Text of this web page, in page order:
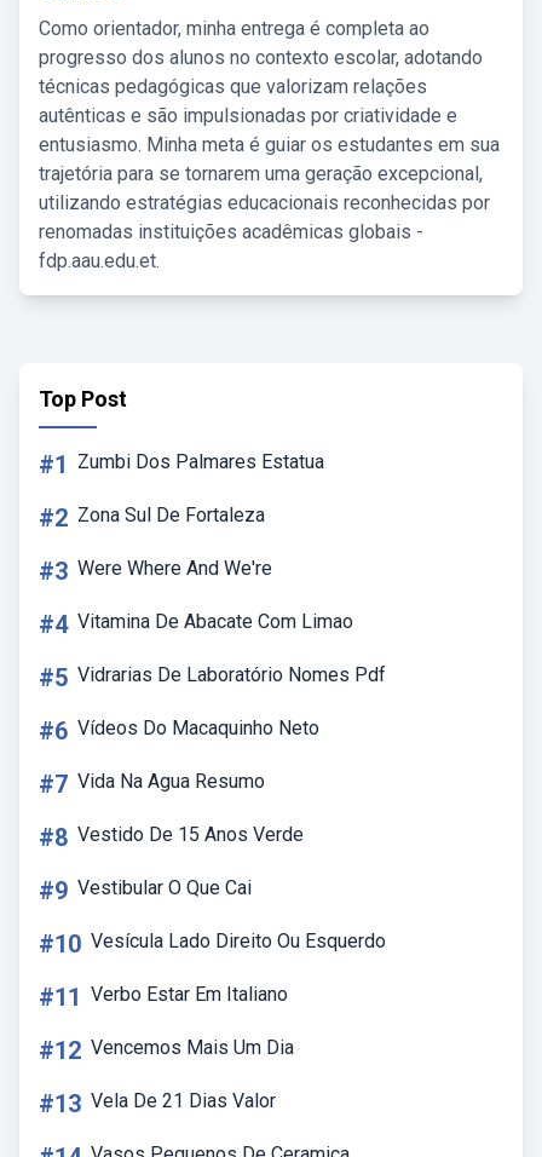
Como orientador, minha entrega é completa ao
progresso dos alunos no contexto escolar, adotando
técnicas pedagógicas que valorizam relações
autênticas e são impulsionadas por criatividade e
entusiasmo. Minha meta é guiar os estudantes em sua
trajetória para se tornarem uma geração excepcional,
utilizando estratégias educacionais reconhecidas por
renomadas instituições acadêmicas globais -
fdp.aau.edu.et.
Top Post
#1 Zumbi Dos Palmares Estatua
#2 Zona Sul De Fortaleza
#3 Were Where And We're
#4 Vitamina De Abacate Com Limao
#5 Vidrarias De Laboratório Nomes Pdf
#6 Vídeos Do Macaquinho Neto
#7 Vida Na Agua Resumo
#8 Vestido De 15 Anos Verde
#9 Vestibular O Que Cai
#10 Vesícula Lado Direito Ou Esquerdo
#11 Verbo Estar Em Italiano
#12 Vencemos Mais Um Dia
#13 Vela De 21 Dias Valor